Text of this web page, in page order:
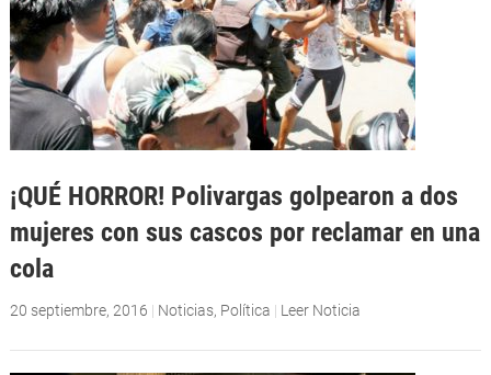
¡QUÉ HORROR! Polivargas golpearon a dos
mujeres con sus cascos por reclamar en una
cola
20 septiembre, 2016 | Noticias, Política | Leer Noticia